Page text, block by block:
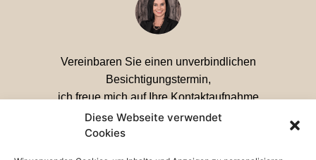
Diese Webseite verwendet
Cookies
Vereinbaren Sie einen unverbindlichen
Besichtigungstermin,
ich freue mich auf Ihre Kontaktaufnahme
Ihre Petra Huber